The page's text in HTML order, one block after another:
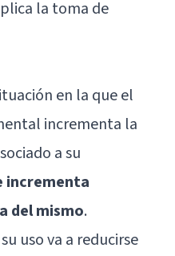
la toma de
en la que el
incrementa la
a su
incrementa
del mismo.
uso va a reducirse